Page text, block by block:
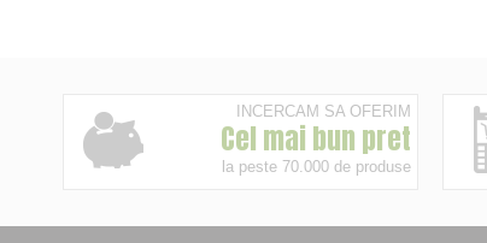
INCERCAM SA OFERIM
Cel mai bun pret
la peste 70.000 de produse